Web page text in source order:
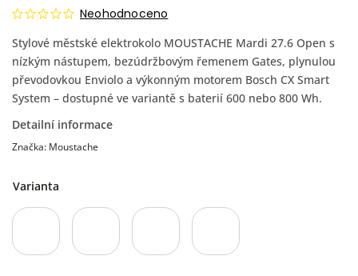
Neohodnoceno
Stylové městské elektrokolo MOUSTACHE Mardi 27.6 Open s
nízkým nástupem, bezúdržbovým řemenem Gates, plynulou
převodovkou Enviolo a výkonným motorem Bosch CX Smart
System – dostupné ve variantě s baterií 600 nebo 800 Wh.
Detailní informace
Značka: Moustache
Varianta